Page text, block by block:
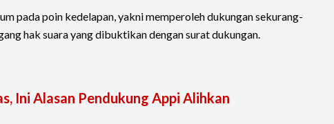
pada poin kedelapan, yakni memperoleh dukungan sekurang-
hak suara yang dibuktikan dengan surat dukungan.
Ini Alasan Pendukung Appi Alihkan